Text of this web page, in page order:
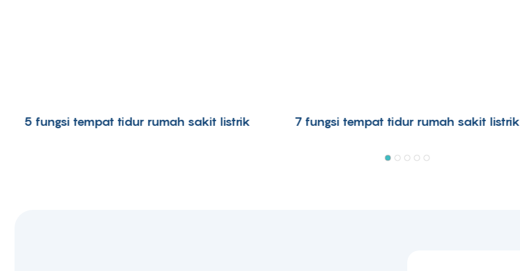
5 fungsi tempat tidur rumah sakit listrik 7 fungsi tempat tidur rumah sakit listrik